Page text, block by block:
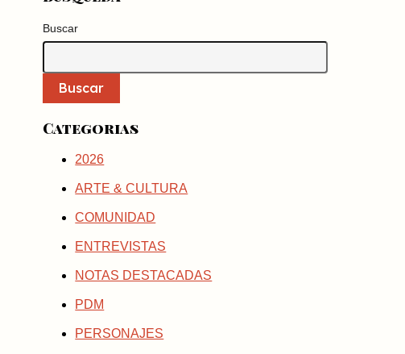
Buscar
Buscar
Categorias
2026
ARTE & CULTURA
COMUNIDAD
ENTREVISTAS
NOTAS DESTACADAS
PDM
PERSONAJES